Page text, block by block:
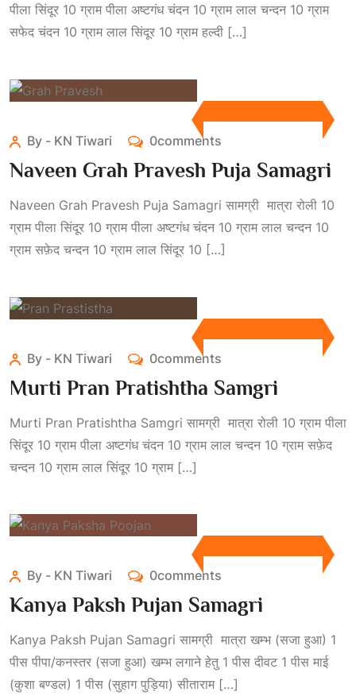
पीला सिंदूर 10 ग्राम पीला अष्टगंध चंदन 10 ग्राम लाल चन्दन 10 ग्राम
सफेद चंदन 10 ग्राम लाल सिंदूर 10 ग्राम हल्दी […]
By - KN Tiwari 0comments
Naveen Grah Pravesh Puja Samagri
Naveen Grah Pravesh Puja Samagri सामग्री मात्रा रोली 10
ग्राम पीला सिंदूर 10 ग्राम पीला अष्टगंध चंदन 10 ग्राम लाल चन्दन 10
ग्राम सफ़ेद चन्दन 10 ग्राम लाल सिंदूर 10 […]
By - KN Tiwari 0comments
Murti Pran Pratishtha Samgri
Murti Pran Pratishtha Samgri सामग्री मात्रा रोली 10 ग्राम पीला
सिंदूर 10 ग्राम पीला अष्टगंध चंदन 10 ग्राम लाल चन्दन 10 ग्राम सफ़ेद
चन्दन 10 ग्राम लाल सिंदूर 10 ग्राम […]
By - KN Tiwari 0comments
Kanya Paksh Pujan Samagri
Kanya Paksh Pujan Samagri सामग्री मात्रा खम्भ (सजा हुआ) 1
पीस पीपा/कनस्तर (सजा हुआ) खम्भ लगाने हेतु 1 पीस दीवट 1 पीस माई
(कुशा बण्डल) 1 पीस (सुहाग पुड़िया) सीताराम […]